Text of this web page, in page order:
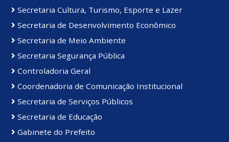
Secretaria Cultura, Turismo, Esporte e Lazer
Secretaria de Desenvolvimento Econômico
Secretaria de Meio Ambiente
Secretaria Segurança Pública
Controladoria Geral
Coordenadoria de Comunicação Institucional
Secretaria de Serviços Públicos
Secretaria de Educação
Gabinete do Prefeito